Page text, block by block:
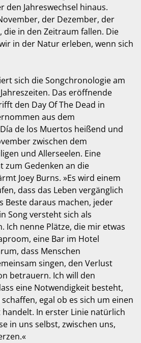
den Jahreswechsel hinaus.
der Dezember, der
die in den Zeitraum fallen. Die
in der Natur erleben, wenn sich
sich die Songchronologie am
Das eröffnende
den Day Of The Dead in
aus dem
de los Muertos heißend und
zwischen dem
und Allerseelen. Eine
zum Gedenken an die
Joey Burns. »Es wird einem
dass das Leben vergänglich
Beste daraus machen, jeder
Song versteht sich als
Ich nenne Plätze, die mir etwas
eine Bar im Hotel
dass Menschen
singen, den Verlust
betrauern. Ich will den
eine Notwendigkeit besteht,
egal ob es sich um einen
handelt. In erster Linie natürlich
in uns selbst, zwischen uns,